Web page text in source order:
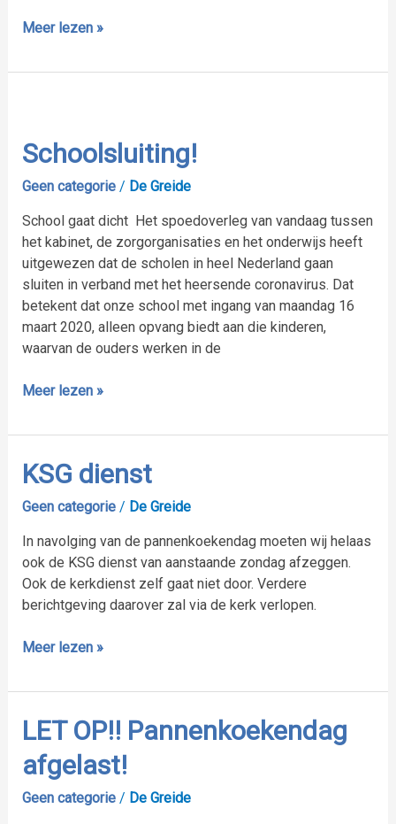
Meer lezen »
Schoolsluiting!
Geen categorie/ De Greide
School gaat dicht Het spoedoverleg van vandaag tussen
het kabinet, de zorgorganisaties en het onderwijs heeft
uitgewezen dat de scholen in heel Nederland gaan
sluiten in verband met het heersende coronavirus. Dat
betekent dat onze school met ingang van maandag 16
maart 2020, alleen opvang biedt aan die kinderen,
waarvan de ouders werken in de
Meer lezen »
KSG dienst
Geen categorie/ De Greide
In navolging van de pannenkoekendag moeten wij helaas
ook de KSG dienst van aanstaande zondag afzeggen.
Ook de kerkdienst zelf gaat niet door. Verdere
berichtgeving daarover zal via de kerk verlopen.
KSG
dienst
Meer lezen »
LET OP!! Pannenkoekendag
afgelast!
Geen categorie/ De Greide
LET
OP!!
Pannenkoekendag